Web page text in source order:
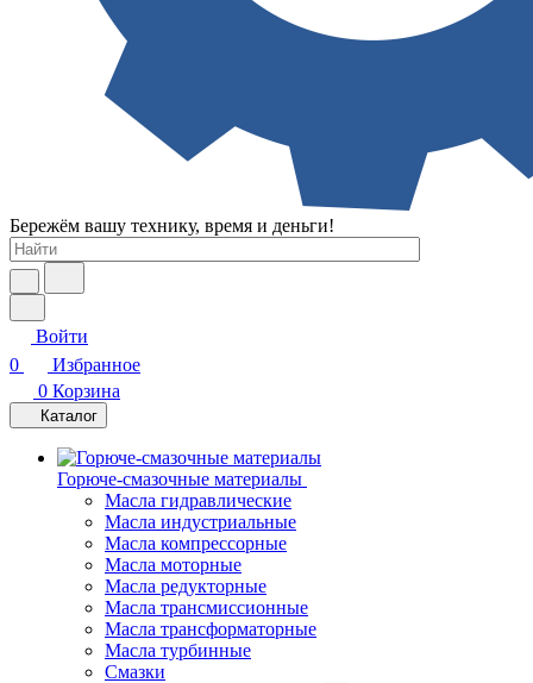
Бережём вашу технику, время и деньги!
Войти
0
Избранное
0 Корзина
Каталог
Горюче-смазочные материалы
Масла гидравлические
Масла индустриальные
Масла компрессорные
Масла моторные
Масла редукторные
Масла трансмиссионные
Масла трансформаторные
Масла турбинные
Смазки